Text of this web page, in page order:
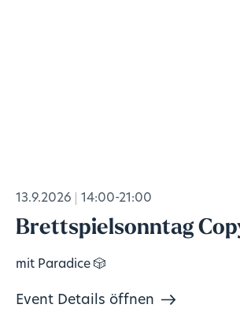
13.9.2026 14:00-21:00
Brettspielsonntag
mit Paradice 🎲
Event Details öffnen